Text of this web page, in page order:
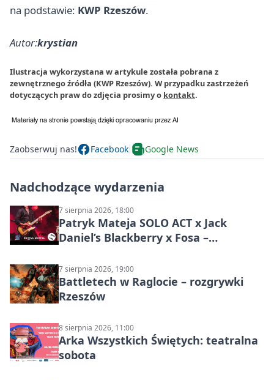
na podstawie: KWP Rzeszów.
Autor:krystian
Ilustracja wykorzystana w artykule została pobrana z
zewnętrznego źródła (KWP Rzeszów). W przypadku zastrzeżeń
dotyczących praw do zdjęcia prosimy o kontakt.
Zaobserwuj nas! Facebook Google News
Nadchodzące wydarzenia
7 sierpnia 2026, 18:00
Patryk Mateja SOLO ACT x Jack
Daniel’s Blackberry x Fosa –
7 sierpnia 2026, 19:00
Battletech w Raglocie – rozgrywki
Rzeszów
8 sierpnia 2026, 11:00
Arka Wszystkich Świętych: teatralna
sobota